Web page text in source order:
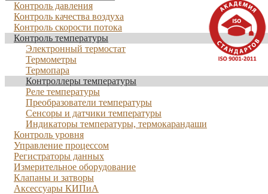
Контроль давления
Контроль качества воздуха
Контроль скорости потока
Контроль температуры
Электронный термостат
Термометры
Термопара
Контроллеры температуры
Реле температуры
Преобразователи температуры
Сенсоры и датчики температуры
Индикаторы температуры, термокарандаши
Контроль уровня
Управление процессом
Регистраторы данных
Измерительное оборудование
Клапаны и затворы
Аксессуары КИПиА